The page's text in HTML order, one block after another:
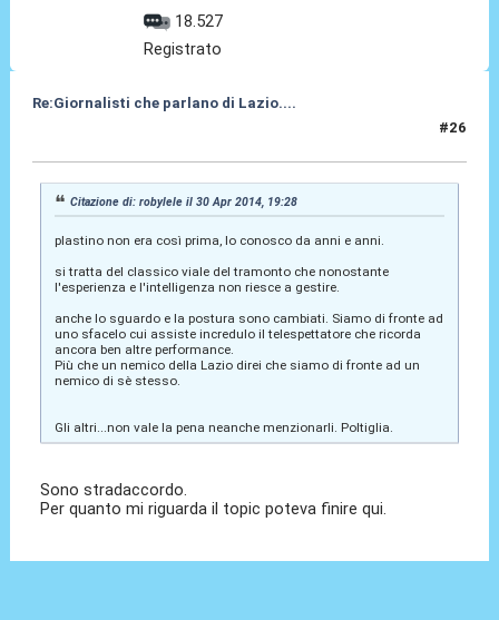
18.527
Registrato
Re:Giornalisti che parlano di Lazio....
#26
Citazione di: robylele il 30 Apr 2014, 19:28
plastino non era così prima, lo conosco da anni e anni.
si tratta del classico viale del tramonto che nonostante
l'esperienza e l'intelligenza non riesce a gestire.
anche lo sguardo e la postura sono cambiati. Siamo di fronte ad
uno sfacelo cui assiste incredulo il telespettatore che ricorda
ancora ben altre performance.
Più che un nemico della Lazio direi che siamo di fronte ad un
nemico di sè stesso.
Gli altri...non vale la pena neanche menzionarli. Poltiglia.
Sono stradaccordo.
Per quanto mi riguarda il topic poteva finire qui.